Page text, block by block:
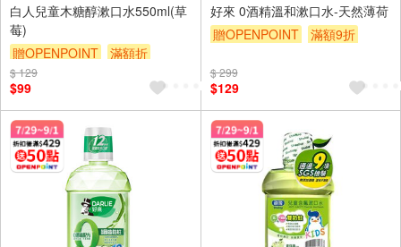
白人兒童木糖醇漱口水550ml(草
莓)
贈OPENPOINT
滿額折
贈$200
$ 129
$99
好來 0酒精溫和漱口水-天然薄荷
贈OPENPOINT
滿額9折
$ 299
$129